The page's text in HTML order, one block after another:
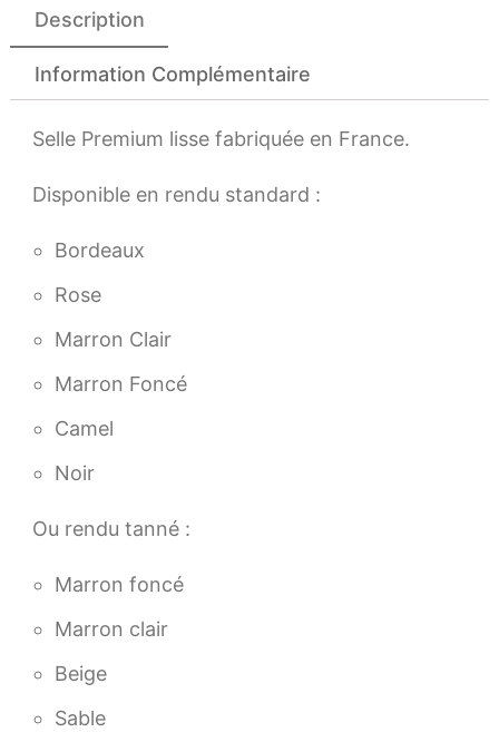
Description
Information Complémentaire
Selle Premium lisse fabriquée en France.
Disponible en rendu standard :
Bordeaux
Rose
Marron Clair
Marron Foncé
Camel
Noir
Ou rendu tanné :
Marron foncé
Marron clair
Beige
Sable